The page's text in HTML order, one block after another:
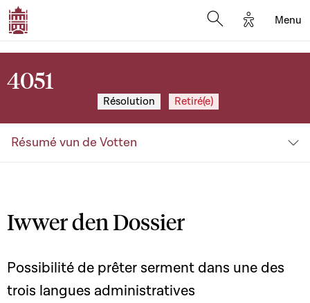
Options
Menu
4051
Résolution Retiré(e)
Résumé vun de Votten
Iwwer den Dossier
Possibilité de prêter serment dans une des
trois langues administratives